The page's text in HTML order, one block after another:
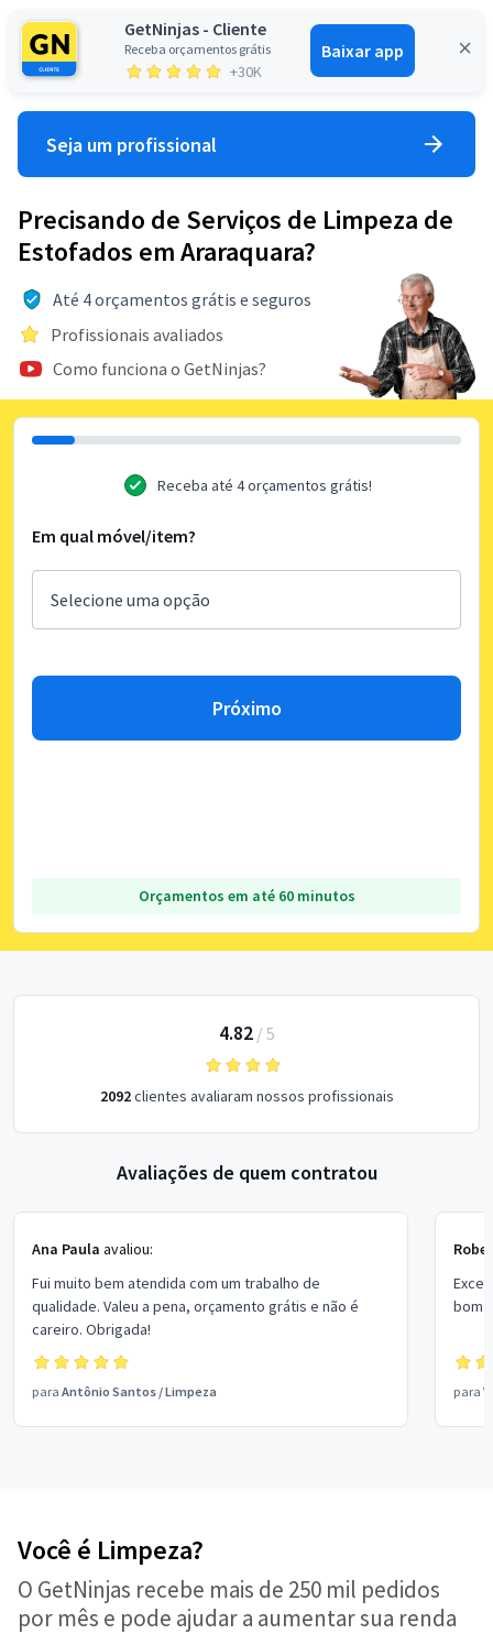
GetNinjas - Cliente
Receba orçamentos grátis
+30K
Baixar app
Entrar
Seja um profissional
Precisando de Serviços de Limpeza de
Estofados em Araraquara?
Até 4 orçamentos grátis e seguros
Profissionais avaliados
Como funciona o GetNinjas?
Receba até 4 orçamentos grátis!
Em qual móvel/item?
Próximo
Orçamentos em até 60 minutos
4.82/ 5
2092clientes avaliaram nossos profissionais
Avaliações de quem contratou
Ana Paula avaliou:
Fui muito bem atendida com um trabalho de
qualidade. Valeu a pena, orçamento grátis e não é
careiro. Obrigada!
para Antônio Santos /Limpeza
bom
para
Você é Limpeza?
O GetNinjas recebe mais de 250 mil pedidos
por mês e pode ajudar a aumentar sua renda